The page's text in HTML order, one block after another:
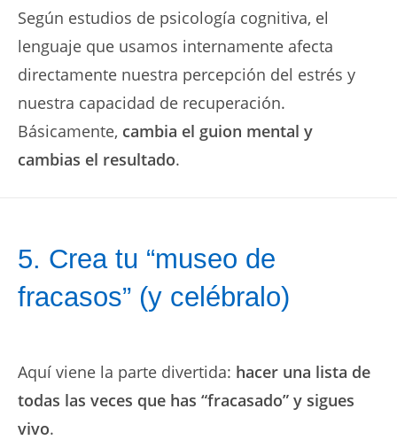
Según estudios de psicología cognitiva, el
lenguaje que usamos internamente afecta
directamente nuestra percepción del estrés y
nuestra capacidad de recuperación.
Básicamente, cambia el guion mental y
cambias el resultado.
5. Crea tu “museo de
fracasos” (y celébralo)
Aquí viene la parte divertida: hacer una lista de
todas las veces que has “fracasado” y sigues
vivo.